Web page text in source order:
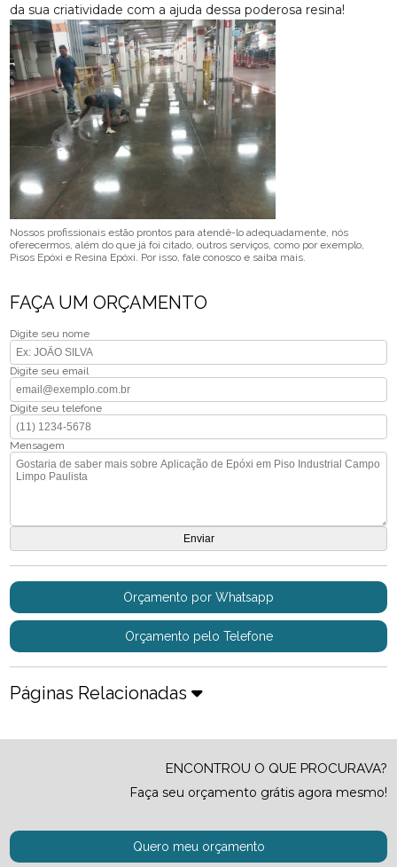
da sua criatividade com a ajuda dessa poderosa resina!
Nossos profissionais estão prontos para atendê-lo adequadamente, nós
oferecermos, além do que já foi citado, outros serviços, como por exemplo,
Pisos Epóxi e Resina Epóxi. Por isso, fale conosco e saiba mais.
FAÇA UM ORÇAMENTO
Digite seu nome
Digite seu email
Digite seu telefone
Mensagem
Orçamento por Whatsapp
Orçamento pelo Telefone
Páginas Relacionadas
ENCONTROU O QUE PROCURAVA?
Faça seu orçamento grátis agora mesmo!
Quero meu orçamento